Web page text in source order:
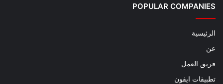
POPULAR COMPANIES
الرئيسية
عن
فريق العمل
تطبيقات ايفون